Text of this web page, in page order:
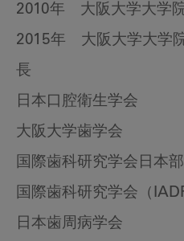
2010年 大阪大学大学
2015年 大阪大学大学
長
日本口腔衛生学会
大阪大学歯学会
国際歯科研究学会日本
国際歯科研究学会（
日本歯周病学会